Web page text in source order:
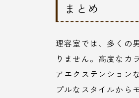
まとめ
理容室では、多くの
りません。高度なカ
アエクステンション
プルなスタイルから